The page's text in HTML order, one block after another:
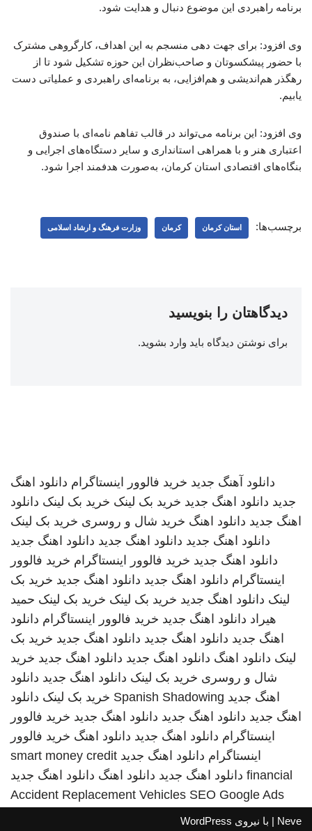
برنامه راهبردی این موضوع دنبال و هدایت شود.
وی افزود: برای جهت‌ دهی منسجم به این اهداف، کارگروهی مشترک
با حضور پیشکسوتان و صاحب‌نظران این حوزه تشکیل شود تا از
رهگذر هم‌اندیشی و هم‌افزایی، به برنامه‌ای راهبردی و عملیاتی دست
یابیم.
وی افزود: این برنامه می‌تواند در قالب تفاهم‌ نامه‌ای با صندوق
اعتباری هنر و با همراهی استانداری و سایر دستگاه‌های اجرایی و
بنگاه‌های اقتصادی استان کرمان، به‌صورت هدفمند اجرا شود.
برچسب‌ها: استان کرمان کرمان وزارت فرهنگ و ارشاد اسلامی
دیدگاهتان را بنویسید
برای نوشتن دیدگاه باید وارد بشوید.
دانلود آهنگ جدید خرید فالوور اینستاگرام دانلود اهنگ
جدید دانلود اهنگ جدید خرید بک لینک خرید بک لینک دانلود
اهنگ جدید دانلود اهنگ خرید شال و روسری خرید بک لینک
دانلود اهنگ جدید دانلود اهنگ جدید دانلود اهنگ جدید
دانلود اهنگ جدید خرید فالوور اینستاگرام خرید فالوور
اینستاگرام دانلود اهنگ جدید دانلود اهنگ جدید خرید بک
لینک دانلود اهنگ جدید خرید بک لینک خرید بک لینک حمید
هیراد دانلود اهنگ جدید خرید فالوور اینستاگرام دانلود
اهنگ جدید دانلود اهنگ جدید دانلود اهنگ جدید خرید بک
لینک دانلود اهنگ دانلود اهنگ جدید دانلود اهنگ جدید خرید
شال و روسری خرید بک لینک دانلود اهنگ جدید دانلود
اهنگ جدید Spanish Shadowing خرید بک لینک دانلود
اهنگ جدید دانلود اهنگ جدید دانلود اهنگ جدید خرید فالوور
اینستاگرام دانلود اهنگ جدید دانلود اهنگ خرید فالوور
اینستاگرام دانلود اهنگ جدید smart money credit
financial دانلود اهنگ جدید دانلود اهنگ دانلود اهنگ جدید
Accident Replacement Vehicles SEO Google Ads
Neve | با نیروی WordPress